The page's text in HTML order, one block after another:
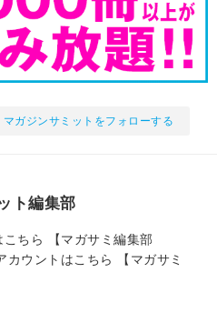
マガジンサミットをフォローする
ト編集部
ちら
【マガサミ編集部
カウントはこちら
【マガサミ